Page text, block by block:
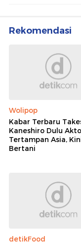
Rekomendasi
Wolipop
Kabar Terbaru
Kaneshiro Dulu
Tertampan Asia,
Bertani
detikFood